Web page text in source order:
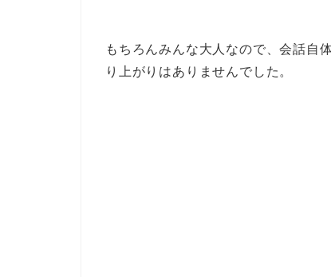
もちろんみんな大人なので、会話自
り上がりはありませんでした。